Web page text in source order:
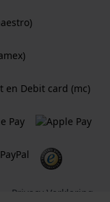
Privacy Verklaring